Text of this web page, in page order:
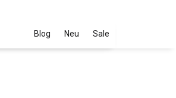
Blog Neu Sale